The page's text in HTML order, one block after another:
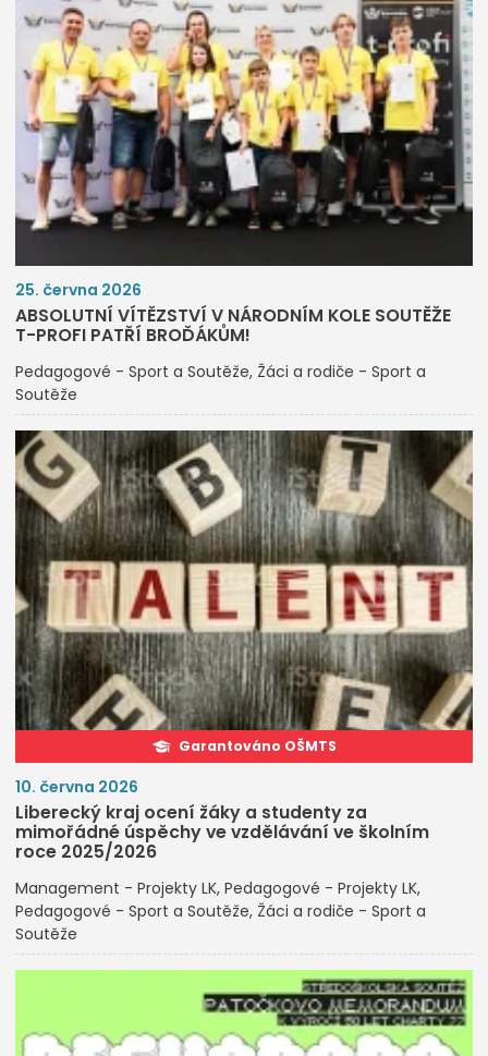
25. června 2026
ABSOLUTNÍ VÍTĚZSTVÍ V NÁRODNÍM KOLE SOUTĚŽE
T-PROFI PATŘÍ BROĎÁKŮM!
Pedagogové - Sport a Soutěže Žáci a rodiče - Sport a
Soutěže
Garantováno OŠMTS
10. června 2026
Liberecký kraj ocení žáky a studenty za
mimořádné úspěchy ve vzdělávání ve školním
roce 2025/2026
Management - Projekty LK Pedagogové - Projekty LK
Pedagogové - Sport a Soutěže Žáci a rodiče - Sport a
Soutěže